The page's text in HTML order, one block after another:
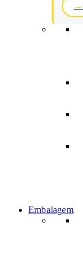
Embalagem